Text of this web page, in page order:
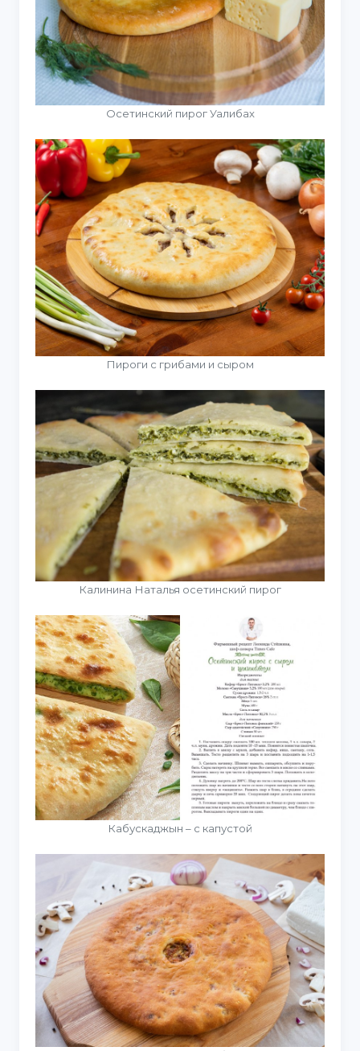
Осетинский пирог Уалибах
Пироги с грибами и сыром
Калинина Наталья осетинский пирог
Кабускаджын – с капустой